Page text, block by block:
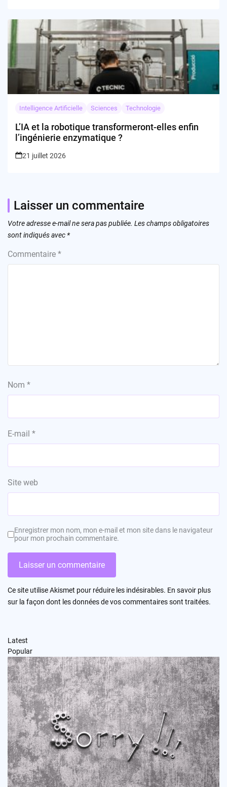
Intelligence Artificielle Sciences Technologie
L’IA et la robotique transformeront-elles enfin
l’ingénierie enzymatique ?
21 juillet 2026
Laisser un commentaire
Votre adresse e-mail ne sera pas publiée. Les champs obligatoires
sont indiqués avec *
Commentaire *
Nom *
E-mail *
Site web
Enregistrer mon nom, mon e-mail et mon site dans le navigateur
pour mon prochain commentaire.
Ce site utilise Akismet pour réduire les indésirables. En savoir plus
sur la façon dont les données de vos commentaires sont traitées.
Latest
Popular